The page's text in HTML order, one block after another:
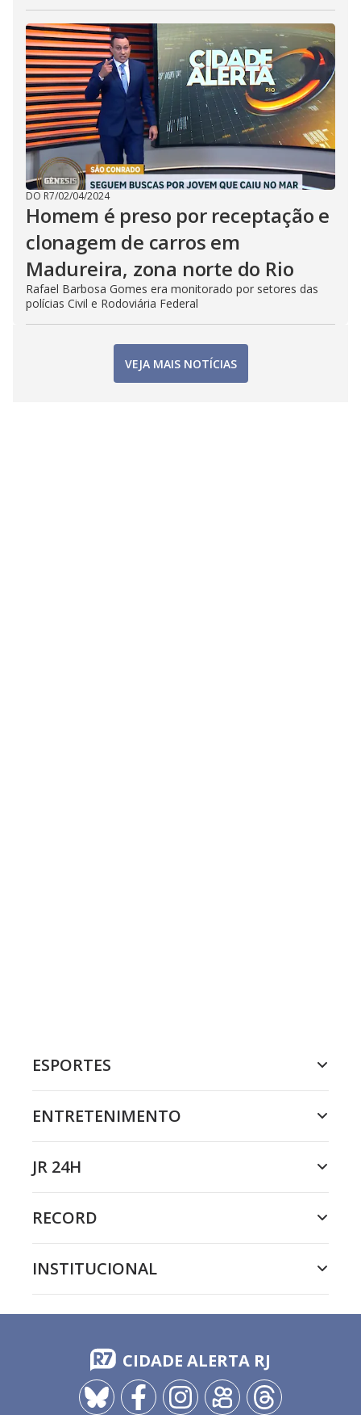
DO R7/02/04/2024
Homem é preso por receptação e
clonagem de carros em
Madureira, zona norte do Rio
Rafael Barbosa Gomes era monitorado por setores das
polícias Civil e Rodoviária Federal
VEJA MAIS NOTÍCIAS
ESPORTES
ENTRETENIMENTO
JR 24H
RECORD
INSTITUCIONAL
CIDADE ALERTA RJ